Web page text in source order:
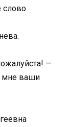
слово.
—
мне ваши